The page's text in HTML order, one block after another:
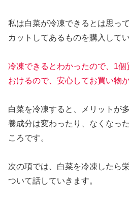
私は白菜が冷凍できるとは思っ
カットしてあるものを購入してい
冷凍できるとわかったので、1
おけるので、安心してお買い物
白菜を冷凍すると、メリットが
養成分は変わったり、なくなっ
ころです。
次の項では、白菜を冷凍したら
ついて話していきます。